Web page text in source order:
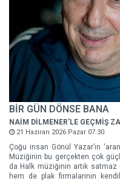
BİR GÜN DÖNSE BANA
NAİM DİLMENER'LE GEÇMİŞ
21 Haziran 2026 Pazar 07:30
Çoğu insan Gönül Yazar’ın
Müziğinin bu gerçekten çok
da Halk müziğinin artık
hem de plak firmalarının